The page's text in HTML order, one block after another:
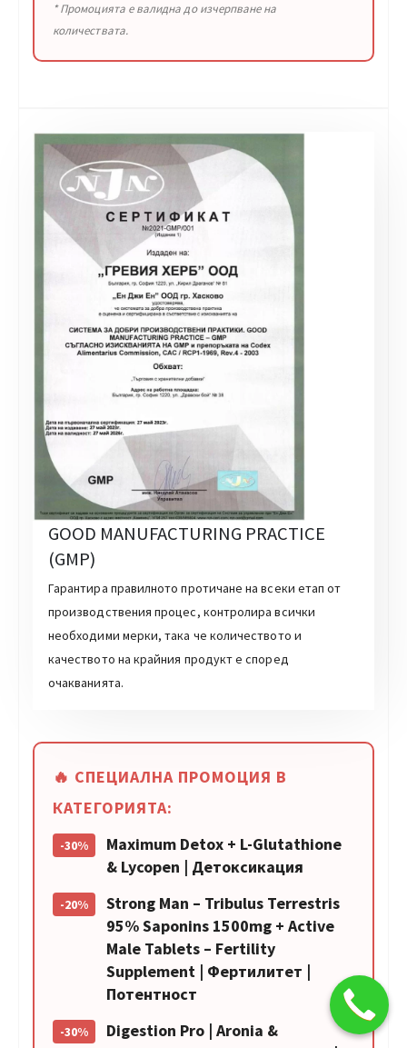
* Промоцията е валидна до изчерпване на
количествата.
GOOD MANUFACTURING PRACTICE
(GMP)
Гарантира правилното протичане на всеки етап от
производствения процес, контролира всички
необходими мерки, така че количеството и
качеството на крайния продукт е според
очакванията.
🔥 СПЕЦИАЛНА ПРОМОЦИЯ В
КАТЕГОРИЯТА:
-30%
Maximum Detox + L-Glutathione
& Lycopen | Детоксикация
-20%
Strong Man – Tribulus Terrestris
95% Saponins 1500mg + Active
Male Tablets – Fertility
Supplement | Фертилитет |
Потентност
-30%
Digestion Pro | Aronia &